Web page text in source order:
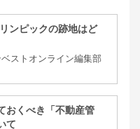
ンピックの跡地はど
ベストオンライン編集部
おくべき「不動産管
て